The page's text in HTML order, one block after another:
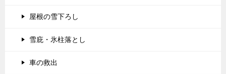
屋根の雪下ろし
雪庇・氷柱落とし
車の救出